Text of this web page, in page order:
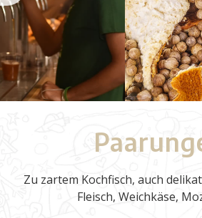
Zu zartem Kochfisch, auch
Fleisch, Weichkäse,